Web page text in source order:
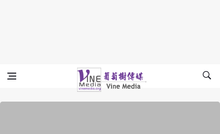
Vine Media
葡萄樹傳媒